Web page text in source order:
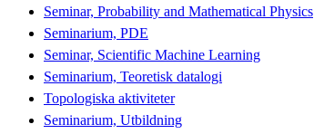
Seminar, Probability and Mathematical Physics
Seminarium, PDE
Seminar, Scientific Machine Learning
Seminarium, Teoretisk datalogi
Topologiska aktiviteter
Seminarium, Utbildning